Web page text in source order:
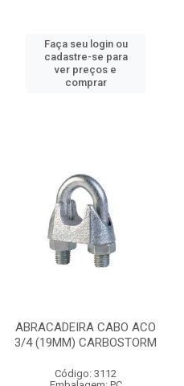
Faça seu login ou
cadastre-se para
ver preços e
comprar
ABRACADEIRA CABO ACO
3/4 (19MM) CARBOSTORM
Código: 3112